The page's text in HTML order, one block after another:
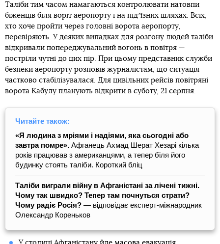
Таліби тим часом намагаються контролювати натовпи
біженців біля воріт аеропорту і на підʼїзних шляхах. Всіх,
хто хоче пройти через головні ворота аеропорту,
перевіряють. У деяких випадках для розгону людей таліби
відкривали попереджувальний вогонь в повітря —
постріли чутні до цих пір. При цьому представник служби
безпеки аеропорту розповів журналістам, що ситуація
частково стабілізувалася. Для цивільних рейсів повітряні
ворота Кабулу планують відкрити в суботу, 21 серпня.
Читайте також:
«Я людина з мріями і надіями, яка сьогодні або
завтра помре». Афганець Ахмад Шерат Хезарі кілька
років працював з американцями, а тепер біля його
будинку стоять таліби. Короткий бліц
Таліби виграли війну в Афганістані за лічені тижні.
Чому так швидко? Тепер там почнуться страти?
Чому радіє Росія? — відповідає експерт-міжнародник
Олександр Кореньков
У столиці Афганістану йде масова евакуація